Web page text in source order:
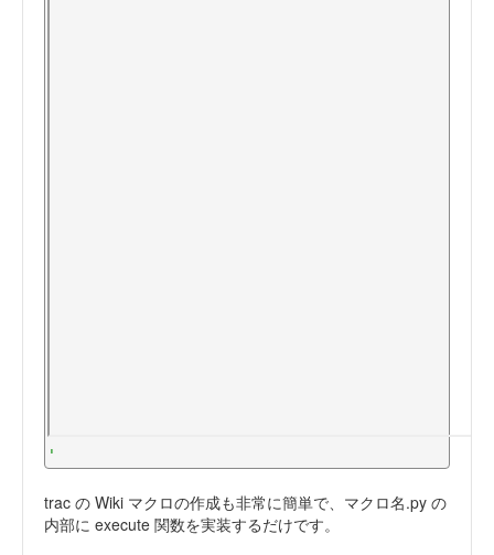
'
trac の Wiki マクロの作成も非常に簡単で、マクロ名.py の
内部に execute 関数を実装するだけです。